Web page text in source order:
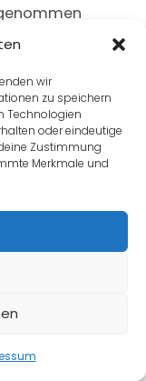
wir
zu speichern
Technologien
oder eindeutige
Zustimmung
Merkmale und
auch als
sollten
in Anspruch
bieten
Betreuung zu
und
einen
Wer frühzeitig
und eine hohe